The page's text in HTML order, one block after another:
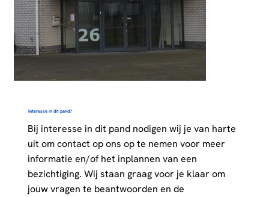
Interesse in dit pand?
Bij interesse in dit pand nodigen wij je van harte
uit om contact op ons op te nemen voor meer
informatie en/of het inplannen van een
bezichtiging. Wij staan graag voor je klaar om
jouw vragen te beantwoorden en de